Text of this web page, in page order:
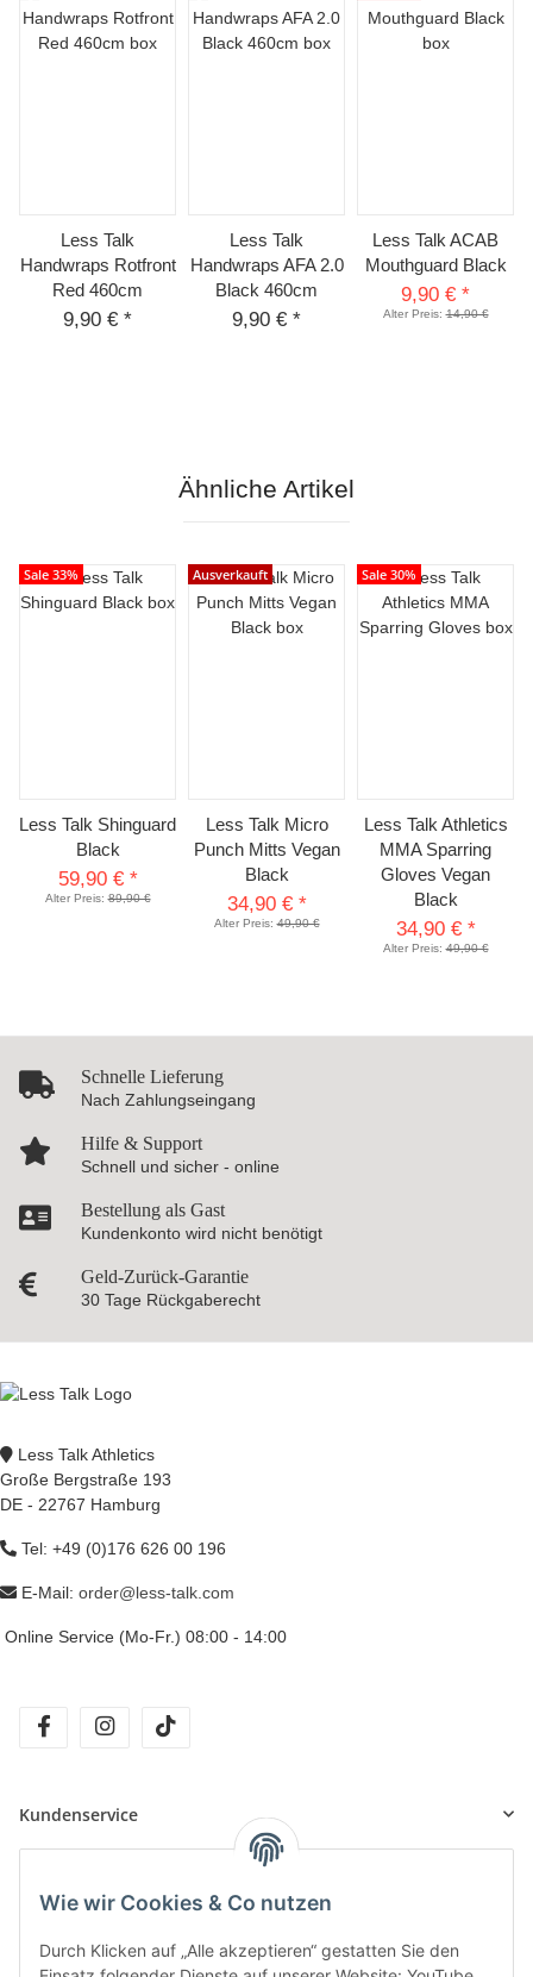
Wie wir Cookies & Co nutzen
Durch Klicken auf „Alle akzeptieren“ gestatten Sie den
Less Talk
Handwraps Rotfront
Red 460cm
9,90 € *
Less Talk
Handwraps AFA 2.0
Black 460cm
9,90 € *
Less Talk ACAB
Mouthguard Black
9,90 € *
Alter Preis:14,90 €
Ähnliche Artikel
Sale 33%
Less Talk Shinguard
Black
59,90 € *
Alter Preis:89,90 €
Ausverkauft
Less Talk Micro
Punch Mitts Vegan
Black
34,90 € *
Alter Preis:49,90 €
Sale 30%
Less Talk Athletics
MMA Sparring
Gloves Vegan
Black
34,90 € *
Alter Preis:49,90 €
Schnelle Lieferung
Nach Zahlungseingang
Hilfe & Support
Schnell und sicher - online
Bestellung als Gast
Kundenkonto wird nicht benötigt
Geld-Zurück-Garantie
30 Tage Rückgaberecht
Less Talk Athletics
Große Bergstraße 193
DE - 22767 Hamburg
Tel: +49 (0)176 626 00 196
E-Mail: order@less-talk.com
Online Service (Mo-Fr.) 08:00 - 14:00
facebookinstagram
Kundenservice
Unsere Produkte